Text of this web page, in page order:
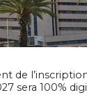
de
sera 100%